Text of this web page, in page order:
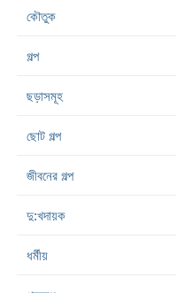
কৌতুক
গল্প
ছড়াসমূহ
ছোট গল্প
জীবনের গল্প
দু:খদায়ক
ধর্মীয়